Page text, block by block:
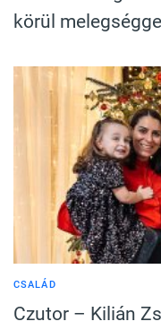
körül melegséggel
CSALÁD
Czutor – Kilián